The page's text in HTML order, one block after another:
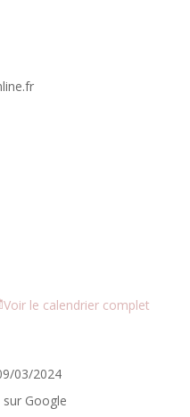
Voir le calendrier complet
03/2024
Google